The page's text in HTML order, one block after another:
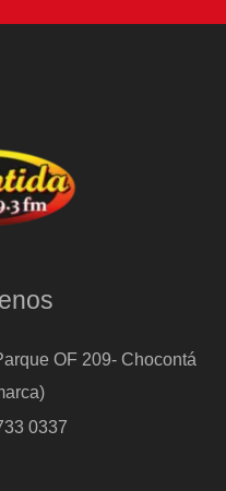
OF 209- Chocontá
0337